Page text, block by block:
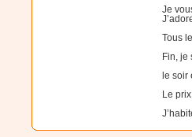
Je
Tous
Fin, je
le soir
Le